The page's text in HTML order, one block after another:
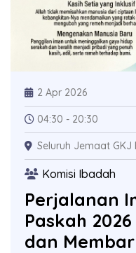
2 Apr 2026
04:30 - 20:30
Seluruh Jemaat GKJ
Komisi Ibadah
Perjalanan
Paskah
dan